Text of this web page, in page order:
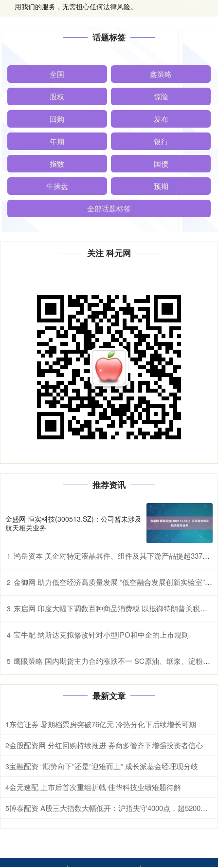
用我们的服务，无需担心任何法律风险。
话题标签
全国 鑫策略
股权 惊险
回购 发布
年期 银行
指数 国债
牛操盘 预期
全部话题标签
关注 科元网
推荐资讯
金盛网 恒实科技(300513.SZ)：公司暂未涉及
航天相关业务
1 鸿岳资本 美企对特定液晶器件、组件及其下游产品提起337调查申请，多家中企为列名被告
2 金御网 助力低空经济高质量发展 “低空融合发展创新实验室”在鄂揭牌
3 东启网 印度大幅下调数百种商品消费税 以抵御特朗普关税冲击
4 宝牛配 纳斯达克拟修改针对小型IPO和中企的上市规则
5 鹰眼策略 国内期货主力合约涨跌不一 SC原油、纸浆、淀粉、原木、棉花涨超1%
最新文章
1 东信证券 暑期档票房突破76亿元 冷热分化下后续增长可期
2金股配资网 分红回购持续推进 券商多管齐下增强投资者信心
3宝融配资 “顺势向下”还是“迎难而上” 成长派基金经理现分歧
4金元速配 上市后首次重组折戟 佳华科技业绩难题待解
5 博泰配资 A股三大指数大幅低开：沪指失守4000点，超5200股飘绿